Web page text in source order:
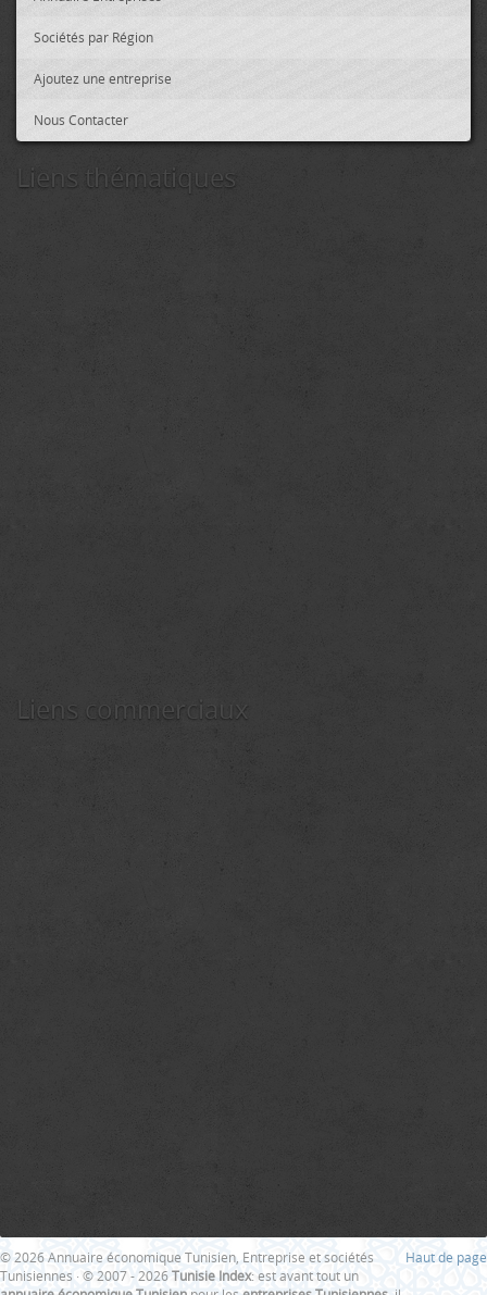
Sociétés par Région
Ajoutez une entreprise
Nous Contacter
Liens thématiques
Liens commerciaux
Haut de page
© 2026 Annuaire économique Tunisien, Entreprise et sociétés
Tunisiennes · © 2007 - 2026Tunisie Index: est avant tout un